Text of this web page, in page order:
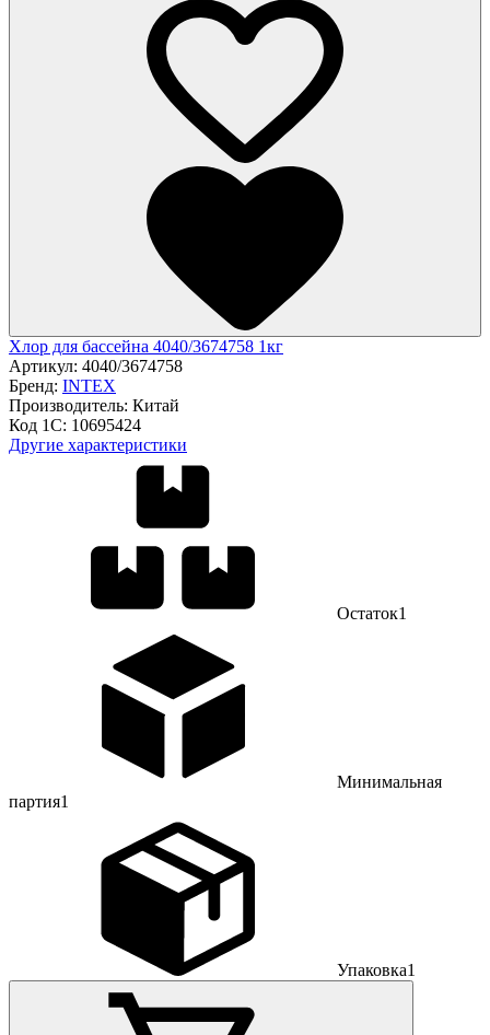
Хлор для бассейна 4040/3674758 1кг
Артикул: 4040/3674758
Бренд: INTEX
Производитель: Китай
Код 1С: 10695424
Другие характеристики
Остаток1
Минимальная
партия1
Упаковка1